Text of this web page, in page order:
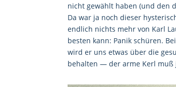
nicht gewählt haben (und den
Da war ja noch dieser
endlich nichts mehr von Karl
besten kann: Panik schüren.
wird er uns etwas über die
behalten — der arme Kerl muß